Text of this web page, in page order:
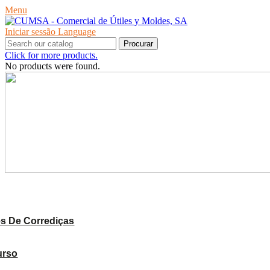
Menu
Iniciar sessão Language
Procurar
Click for more products.
No products were found.
De Corrediças